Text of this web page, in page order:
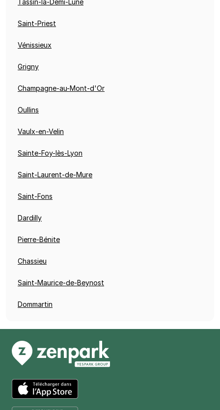
Tassin-la-Demi-Lune
Saint-Priest
Vénissieux
Grigny
Champagne-au-Mont-d'Or
Oullins
Vaulx-en-Velin
Sainte-Foy-lès-Lyon
Saint-Laurent-de-Mure
Saint-Fons
Dardilly
Pierre-Bénite
Chassieu
Saint-Maurice-de-Beynost
Dommartin
App Store